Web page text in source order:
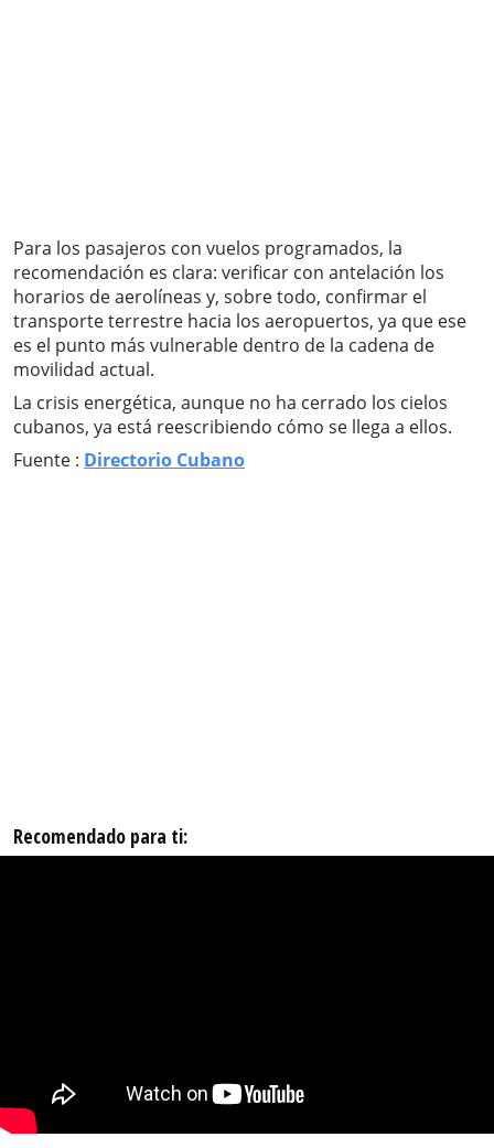
Para los pasajeros con vuelos programados, la
recomendación es clara: verificar con antelación los
horarios de aerolíneas y, sobre todo, confirmar el
transporte terrestre hacia los aeropuertos, ya que ese
es el punto más vulnerable dentro de la cadena de
movilidad actual.
La crisis energética, aunque no ha cerrado los cielos
cubanos, ya está reescribiendo cómo se llega a ellos.
Fuente : Directorio Cubano
Recomendado para ti: